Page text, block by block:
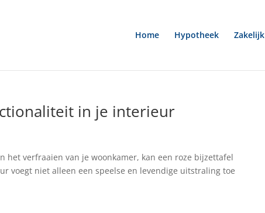
Home Hypotheek Zakelijk
in je interieur
het verfraaien van je woonkamer, kan een roze bijzettafel
voegt niet alleen een speelse en levendige uitstraling toe